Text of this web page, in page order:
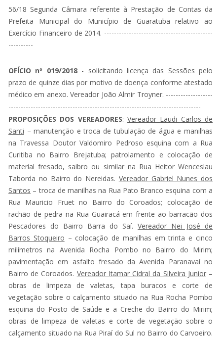
56/18 Segunda Câmara referente à Prestação de Contas da
Prefeita Municipal do Município de Guaratuba relativo ao
Exercício Financeiro de 2014. --------------------------------------------
----------
OFÍCIO nº 019/2018- solicitando licença das Sessões pelo
prazo de quinze dias por motivo de doença conforme atestado
médico em anexo. Vereador João Almir Troyner. -------------------
------------------------------------------------------------------------------
PROPOSIÇÕES DOS VEREADORES:Vereador Laudi Carlos de
Santi – manutenção e troca de tubulação de água e manilhas
na Travessa Doutor Valdomiro Pedroso esquina com a Rua
Curitiba no Bairro Brejatuba; patrolamento e colocação de
material fresado, saibro ou similar na Rua Heitor Wenceslau
Taborda no Bairro do Nereidas. Vereador Gabriel Nunes dos
Santos – troca de manilhas na Rua Pato Branco esquina com a
Rua Mauricio Fruet no Bairro do Coroados; colocação de
rachão de pedra na Rua Guairacá em frente ao barracão dos
Pescadores do Bairro Barra do Saí. Vereador Nei José de
Barros Stoqueiro – colocação de manilhas em trinta e cinco
milímetros na Avenida Rocha Pombo no Bairro do Mirim;
pavimentação em asfalto fresado da Avenida Paranavaí no
Bairro de Coroados. Vereador Itamar Cidral da Silveira Junior–
obras de limpeza de valetas, tapa buracos e corte de
vegetação sobre o calçamento situado na Rua Rocha Pombo
esquina do Posto de Saúde e a Creche do Bairro do Mirim;
obras de limpeza de valetas e corte de vegetação sobre o
calçamento situado na Rua Piraí do Sul no Bairro do Carvoeiro.